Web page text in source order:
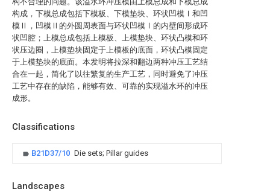
构成，下模总成包括下模板、下模垫块、环状凹模Ⅰ和凹
模Ⅱ，凹模Ⅱ的外圆周表面与环状凹模Ⅰ的内壁间形成环
状凹腔；上模总成包括上模板、上模垫块、环状凸模和环
状压边圈，上模垫块固定于上模板的底面，环状凸模固定
于上模垫块的底面。本发明将拉深和翻边两种冲压工艺结
合在一起，简化了以往繁复的生产工艺，同时避免了冲压
工艺中存在的缺陷，能够有效、可靠的实现溢水环的冲压
成形。
Classifications
B21D37/10 Die sets; Pillar guides
Landscapes